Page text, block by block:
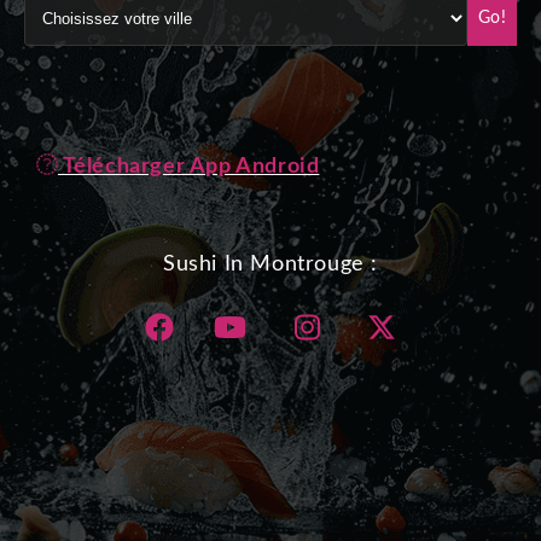
Go!
Télécharger App Android
Sushi In Montrouge :